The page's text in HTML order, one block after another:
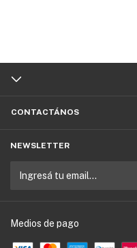
CONTACTÁNOS
NEWSLETTER
Medios de pago